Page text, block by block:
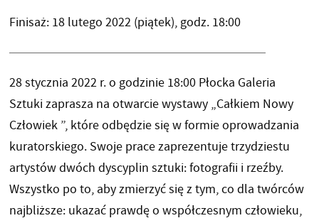
Finisaż: 18 lutego 2022 (piątek), godz. 18:00
28 stycznia 2022 r. o godzinie 18:00 Płocka Galeria
Sztuki zaprasza na otwarcie wystawy „Całkiem Nowy
Człowiek ”, które odbędzie się w formie oprowadzania
kuratorskiego. Swoje prace zaprezentuje trzydziestu
artystów dwóch dyscyplin sztuki: fotografii i rzeźby.
Wszystko po to, aby zmierzyć się z tym, co dla twórców
najbliższe: ukazać prawdę o współczesnym człowieku,